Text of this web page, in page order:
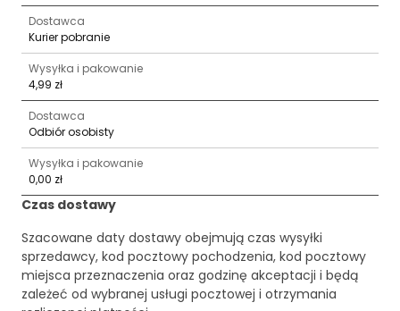
Dostawca
Kurier pobranie
Wysyłka i pakowanie
4,99 zł
Dostawca
Odbiór osobisty
Wysyłka i pakowanie
0,00 zł
Czas dostawy
Szacowane daty dostawy obejmują czas wysyłki
sprzedawcy, kod pocztowy pochodzenia, kod pocztowy
miejsca przeznaczenia oraz godzinę akceptacji i będą
zależeć od wybranej usługi pocztowej i otrzymania